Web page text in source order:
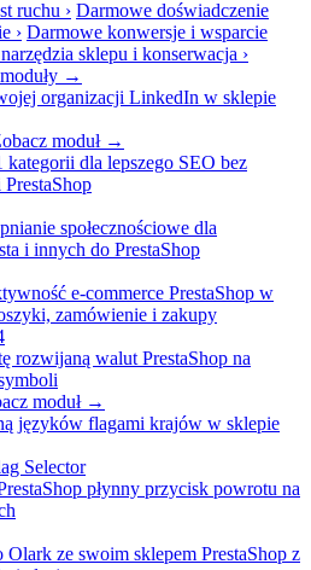
ruchu › Darmowe doświadczenie
› Darmowe konwersje i wsparcie
sklepu i konserwacja ›
→
moduł →
moduł →
Selector